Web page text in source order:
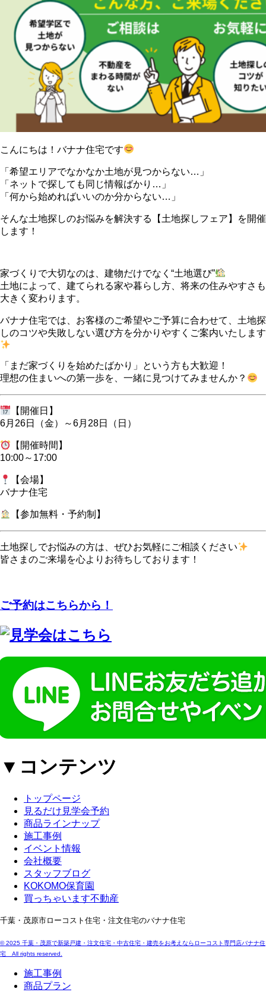
こんにちは！バナナ住宅です
「希望エリアでなかなか土地が見つからない…」
「ネットで探しても同じ情報ばかり…」
「何から始めればいいのか分からない…」
そんな土地探しのお悩みを解決する【土地探しフェア】を開催
します！
家づくりで大切なのは、建物だけでなく“土地選び”
土地によって、建てられる家や暮らし方、将来の住みやすさも
大きく変わります。
バナナ住宅では、お客様のご希望やご予算に合わせて、土地探
しのコツや失敗しない選び方を分かりやすくご案内いたします
「まだ家づくりを始めたばかり」という方も大歓迎！
理想の住まいへの第一歩を、一緒に見つけてみませんか？
【開催日】
6月26日（金）～6月28日（日）
【開催時間】
10:00～17:00
【会場】
バナナ住宅
【参加無料・予約制】
土地探しでお悩みの方は、ぜひお気軽にご相談ください
皆さまのご来場を心よりお待ちしております！
ご予約はこちらから！
▼コンテンツ
トップページ
見るだけ見学会予約
商品ラインナップ
施工事例
イベント情報
会社概要
スタッフブログ
KOKOMO保育園
買っちゃいます不動産
千葉・茂原市ローコスト住宅・注文住宅のバナナ住宅
© 2025 千葉・茂原で新築戸建・注文住宅・中古住宅・建売をお考えならローコスト専門店バナナ住
宅 All rights reserved.
施工事例
商品プラン